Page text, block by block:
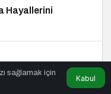
Hayallerini
2025’in Marka
sağlamak için
Kabul